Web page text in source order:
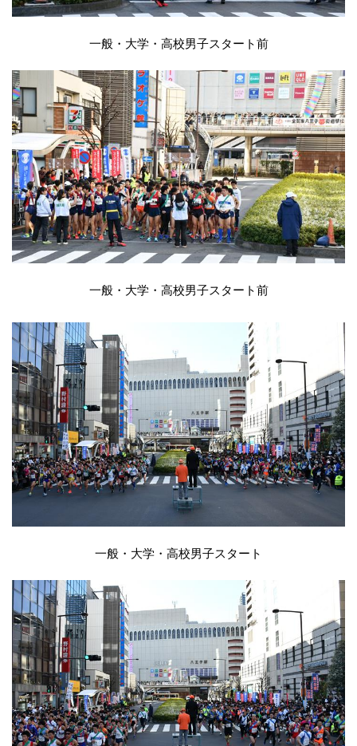
一般・大学・高校男子スタート前
一般・大学・高校男子スタート前
一般・大学・高校男子スタート